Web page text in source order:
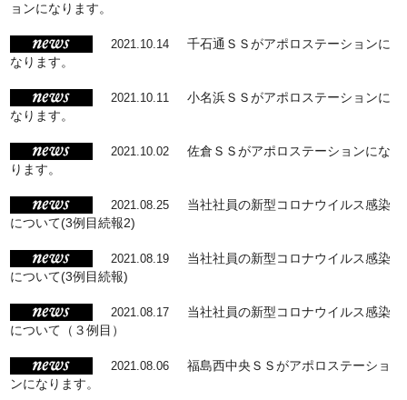
ョンになります。
2021.10.14
千石通ＳＳがアポロステーションに
なります。
2021.10.11
小名浜ＳＳがアポロステーションに
なります。
2021.10.02
佐倉ＳＳがアポロステーションにな
ります。
2021.08.25
当社社員の新型コロナウイルス感染
について(3例目続報2)
2021.08.19
当社社員の新型コロナウイルス感染
について(3例目続報)
2021.08.17
当社社員の新型コロナウイルス感染
について（３例目）
2021.08.06
福島西中央ＳＳがアポロステーショ
ンになります。